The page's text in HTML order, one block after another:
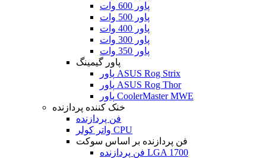
پاور 600 وات
پاور 500 وات
پاور 400 وات
پاور 300 وات
پاور 350 وات
پاور گیمینگ
پاور ASUS Rog Strix
پاور ASUS Rog Thor
پاور CoolerMaster MWE
خنک کننده پردازنده
فن پردازنده
واتر کولر CPU
فن پردازنده بر اساس سوکت
فن پردازنده LGA 1700